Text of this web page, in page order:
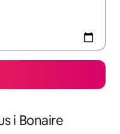
i Bonaire